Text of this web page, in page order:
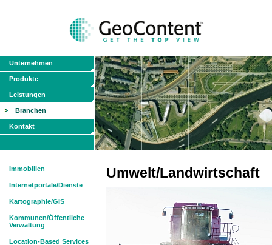
Unternehmen
Produkte
Leistungen
Branchen
Kontakt
Immobilien
Internetportale/Dienste
Kartographie/GIS
Kommunen/Öffentliche
Verwaltung
Location-Based Services
Umwelt/Landwirtschaft